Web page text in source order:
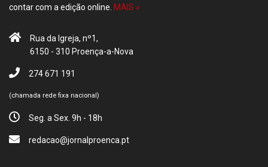
contar com a edição online. MAIS »
Rua da Igreja, nº1,
6150 - 310 Proença-a-Nova
274 671 191
(chamada rede fixa nacional)
Seg. a Sex. 9h - 18h
redacao@jornalproenca.pt